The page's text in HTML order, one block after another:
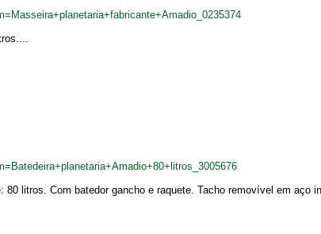
80 litros. Com batedor gancho e raquete. Tacho removível em aço